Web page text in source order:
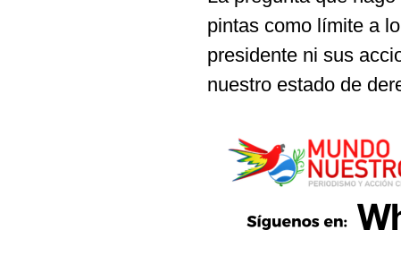
pintas como límite a
presidente ni sus
nuestro estado de